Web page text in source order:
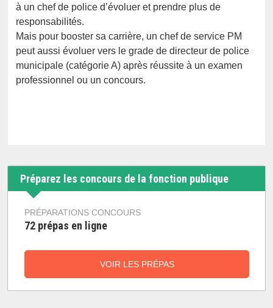
à un chef de police d’évoluer et prendre plus de
responsabilités.
Mais pour booster sa carrière, un chef de service PM
peut aussi évoluer vers le grade de directeur de police
municipale (catégorie A) après réussite à un examen
professionnel ou un concours.
Préparez les concours de la fonction publique
PRÉPARATIONS CONCOURS
72 prépas en ligne
VOIR LES PRÉPAS